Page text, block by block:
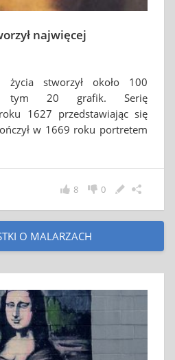
najwięcej
życia stworzył około 100
tym 20 grafik. Serię
1627 przedstawiając się
w 1669 roku portretem
0
8
O MALARZACH